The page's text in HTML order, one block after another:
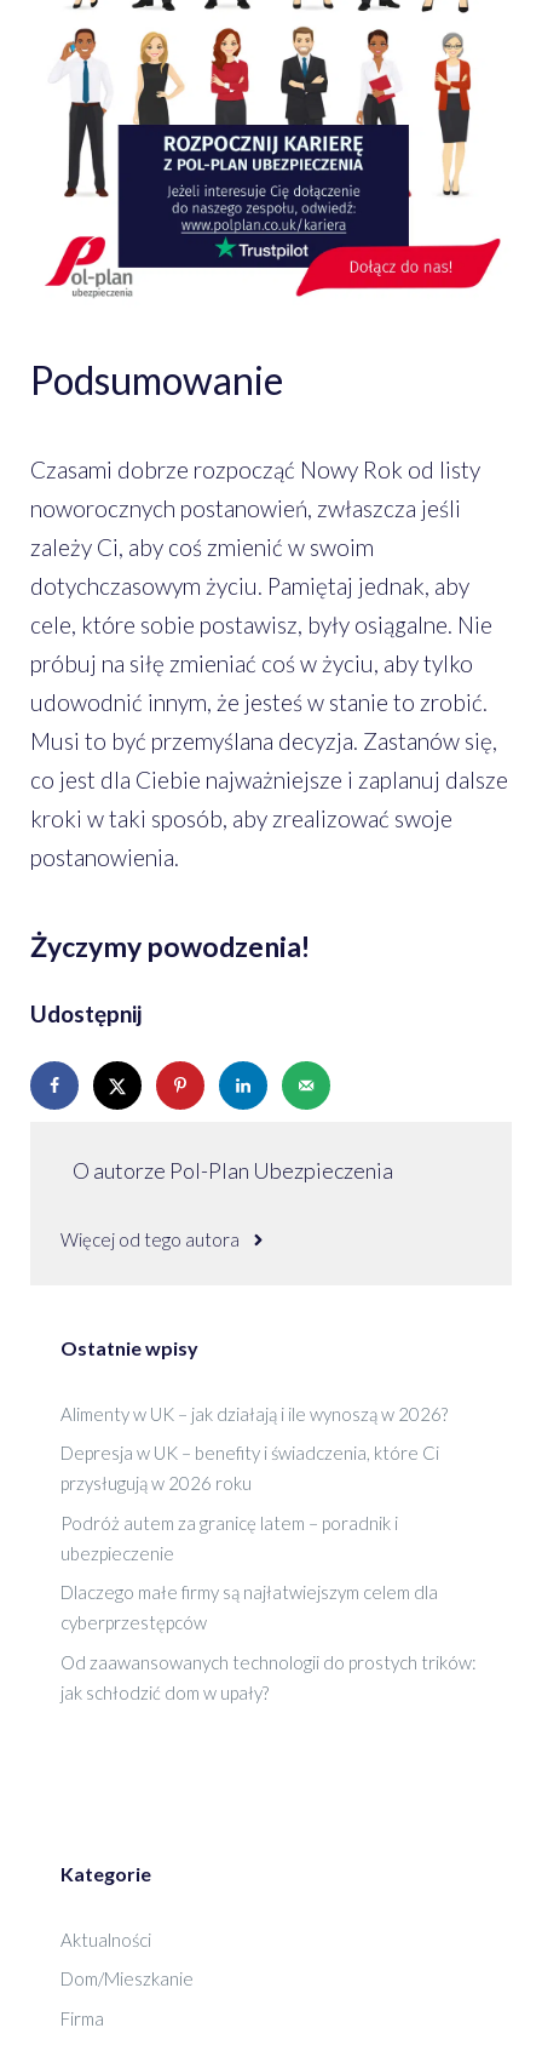
Podsumowanie
Czasami dobrze rozpocząć Nowy Rok od listy
noworocznych postanowień, zwłaszcza jeśli
zależy Ci, aby coś zmienić w swoim
dotychczasowym życiu. Pamiętaj jednak, aby
cele, które sobie postawisz, były osiągalne. Nie
próbuj na siłę zmieniać coś w życiu, aby tylko
udowodnić innym, że jesteś w stanie to zrobić.
Musi to być przemyślana decyzja. Zastanów się,
co jest dla Ciebie najważniejsze i zaplanuj dalsze
kroki w taki sposób, aby zrealizować swoje
postanowienia.
Życzymy powodzenia!
Udostępnij
O autorze Pol-Plan Ubezpieczenia
Więcej od tego autora
Ostatnie wpisy
Alimenty w UK – jak działają i ile wynoszą w 2026?
Depresja w UK – benefity i świadczenia, które Ci
przysługują w 2026 roku
Podróż autem za granicę latem – poradnik i
ubezpieczenie
Dlaczego małe firmy są najłatwiejszym celem dla
cyberprzestępców
Od zaawansowanych technologii do prostych trików:
jak schłodzić dom w upały?
Kategorie
Aktualności
Dom/Mieszkanie
Firma